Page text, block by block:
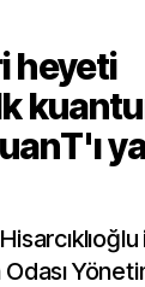
heyeti